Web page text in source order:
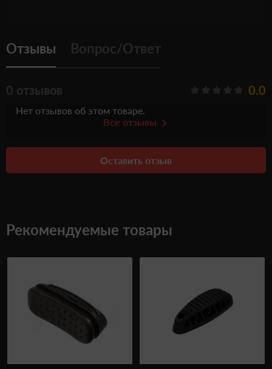
Отзывы Вопрос/Ответ
0 отзывов 0.0
Нет отзывов об этом товаре.
Все отзывы
Оставить отзыв
Рекомендуемые товары